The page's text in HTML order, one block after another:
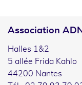
Association
Halles 1&2
5 allée Frida Kahlo
44200 Nantes